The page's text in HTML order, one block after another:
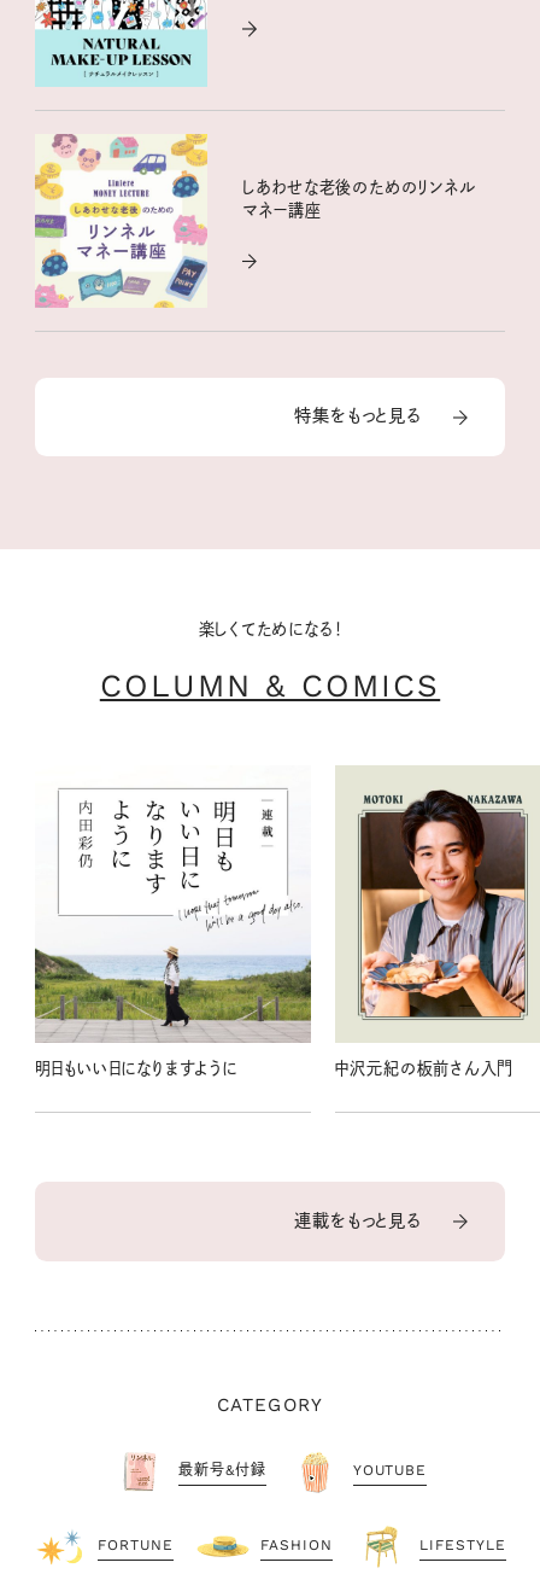
しあわせな老後のためのリンネル
マネー講座
特集をもっと見る
楽しくてためになる！
COLUMN & COMICS
明日もいい日になりますように 中沢元紀の板前さん入門
連載をもっと見る
CATEGORY
最新号&付録 YOUTUBE
FORTUNE FASHION LIFESTYLE